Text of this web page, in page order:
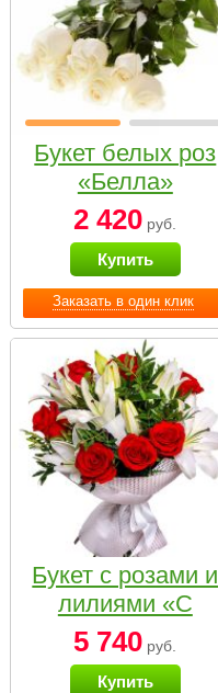
Заказать в один клик
Букет белых роз
«Белла»
2 420 руб.
Купить
Букет с розами и
лилиями «С
наилучшими
пожеланиями»
5 740 руб.
Купить